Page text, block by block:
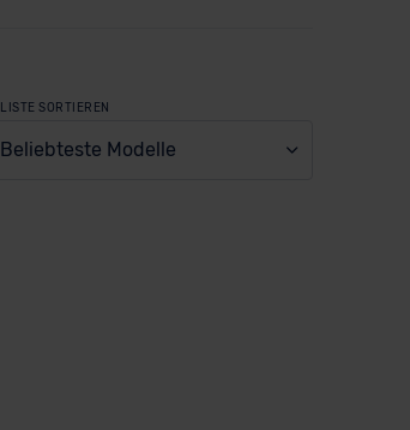
LISTE SORTIEREN
Beliebteste Modelle